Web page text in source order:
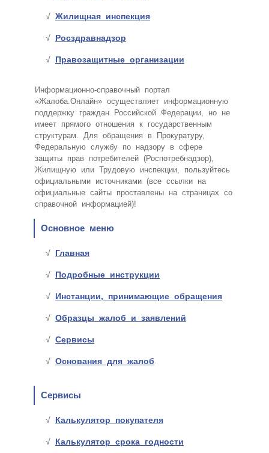
Жилищная инспекция
Росздравнадзор
Правозащитные организации
Информационно-справочный портал
«Жалоба.Онлайн» осуществляет информационную
поддержку граждан Российской Федерации, но не
имеет прямого отношения к государственным
структурам. Для обращения в Прокуратуру,
Федеральную службу по надзору в сфере
защиты прав потребителей (Роспотребнадзор),
Жилищную или Трудовую инспекции, пользуйтесь
официальными источниками (все ссылки на
официальные сайты проставлены на страницах со
справочной информацией)!
Основное меню
Главная
Подробные инструкции
Инстанции, принимающие обращения
Образцы жалоб и заявлений
Сервисы
Основания для жалоб
Сервисы
Калькулятор покупателя
Калькулятор срока годности